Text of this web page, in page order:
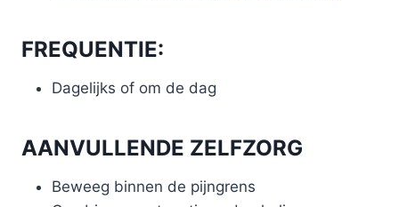
FREQUENTIE:
Dagelijks of om de dag
AANVULLENDE ZELFZORG
Beweeg binnen de pijngrens